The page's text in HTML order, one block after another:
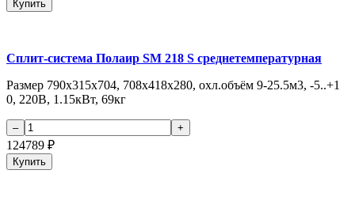
Купить
Сплит-система Полаир SM 218 S среднетемпературная
Размер 790х315х704, 708х418х280, охл.объём 9-25.5м3, -5..+1
0, 220В, 1.15кВт, 69кг
124789 ₽
Купить